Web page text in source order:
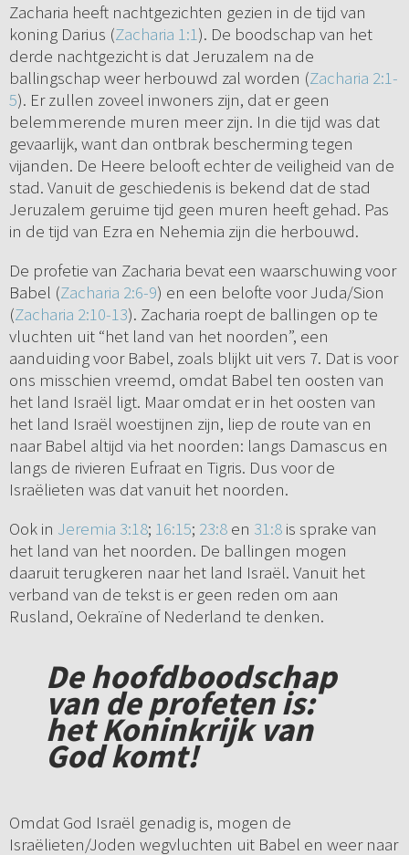
Zacharia heeft nachtgezichten gezien in de tijd van
koning Darius (Zacharia 1:1). De boodschap van het
derde nachtgezicht is dat Jeruzalem na de
ballingschap weer herbouwd zal worden (Zacharia 2:1-
5). Er zullen zoveel inwoners zijn, dat er geen
belemmerende muren meer zijn. In die tijd was dat
gevaarlijk, want dan ontbrak bescherming tegen
vijanden. De Heere belooft echter de veiligheid van de
stad. Vanuit de geschiedenis is bekend dat de stad
Jeruzalem geruime tijd geen muren heeft gehad. Pas
in de tijd van Ezra en Nehemia zijn die herbouwd.
De profetie van Zacharia bevat een waarschuwing voor
Babel (Zacharia 2:6-9) en een belofte voor Juda/Sion
(Zacharia 2:10-13). Zacharia roept de ballingen op te
vluchten uit “het land van het noorden”, een
aanduiding voor Babel, zoals blijkt uit vers 7. Dat is voor
ons misschien vreemd, omdat Babel ten oosten van
het land Israël ligt. Maar omdat er in het oosten van
het land Israël woestijnen zijn, liep de route van en
naar Babel altijd via het noorden: langs Damascus en
langs de rivieren Eufraat en Tigris. Dus voor de
Israëlieten was dat vanuit het noorden.
Ook in Jeremia 3:18; 16:15; 23:8en 31:8is sprake van
het land van het noorden. De ballingen mogen
daaruit terugkeren naar het land Israël. Vanuit het
verband van de tekst is er geen reden om aan
Rusland, Oekraïne of Nederland te denken.
De hoofdboodschap
van de profeten is:
het Koninkrijk van
God komt!
Omdat God Israël genadig is, mogen de
Israëlieten/Joden wegvluchten uit Babel en weer naar